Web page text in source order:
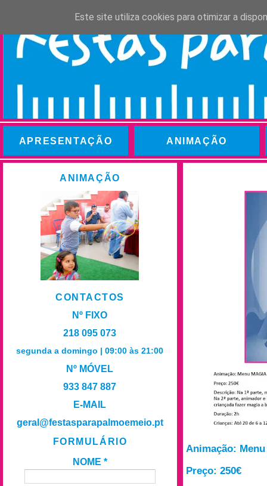
APRESENTAÇÃO ANIMAÇÃO
ANIMAÇÃO
CONTACTOS
Nº FIXO
218 095 073
segunda a domingo | 09:00 às 21:00
Nº MÓVEL
933 847 887
E-MAIL
geral@festasparapalmoemeio.pt
FORMULÁRIO
NOME *
Animação:
Preço: 250€
Este site utiliza cookies para otimizar a